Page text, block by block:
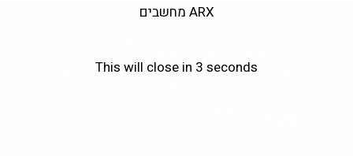
B760M-Plus DDR4 s1700
ARX מחשבים
This will close in 3 seconds